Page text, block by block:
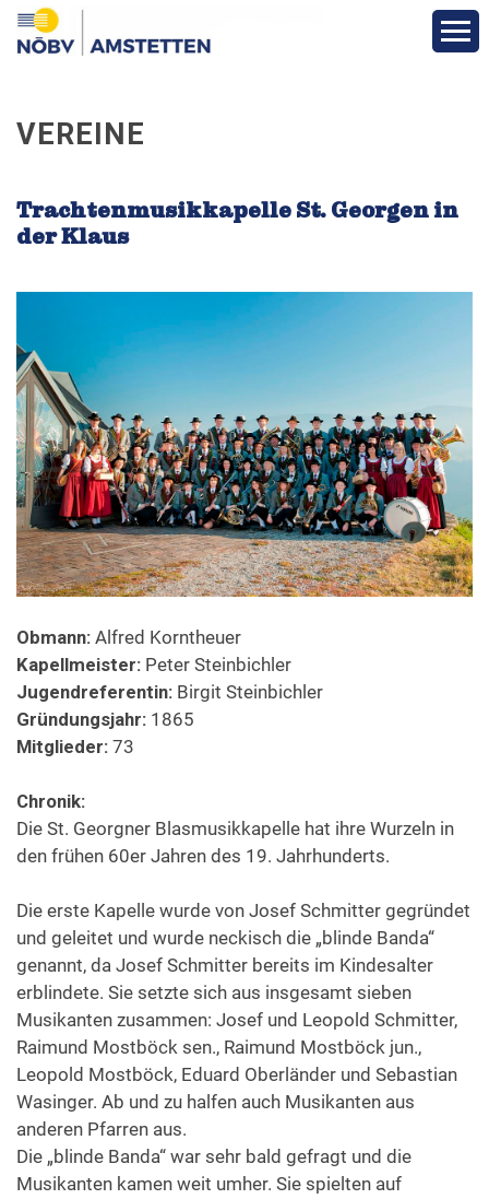
Bezirks-Termine
Vereine
Funktionäre
Fotos
Veranstaltungen
Mini Musi Day
Formulare & Downloads
Jugendcorner
Newsletter
VEREINE
Trachtenmusikkapelle St. Georgen in
der Klaus
Obmann: Alfred Korntheuer
Kapellmeister: Peter Steinbichler
Jugendreferentin: Birgit Steinbichler
Gründungsjahr: 1865
Mitglieder: 73
Chronik:
Die St. Georgner Blasmusikkapelle hat ihre Wurzeln in
den frühen 60er Jahren des 19. Jahrhunderts.
Die erste Kapelle wurde von Josef Schmitter gegründet
und geleitet und wurde neckisch die „blinde Banda“
genannt, da Josef Schmitter bereits im Kindesalter
erblindete. Sie setzte sich aus insgesamt sieben
Musikanten zusammen: Josef und Leopold Schmitter,
Raimund Mostböck sen., Raimund Mostböck jun.,
Leopold Mostböck, Eduard Oberländer und Sebastian
Wasinger. Ab und zu halfen auch Musikanten aus
anderen Pfarren aus.
Die „blinde Banda“ war sehr bald gefragt und die
Musikanten kamen weit umher. Sie spielten auf